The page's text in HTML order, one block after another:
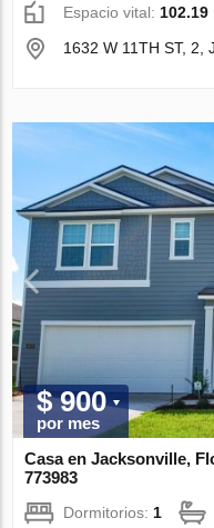
Espacio vital:102.19
1632 W 11TH ST, 2,
$ 900
por mes
Casa en Jacksonville,
773983
Dormitorios: 1